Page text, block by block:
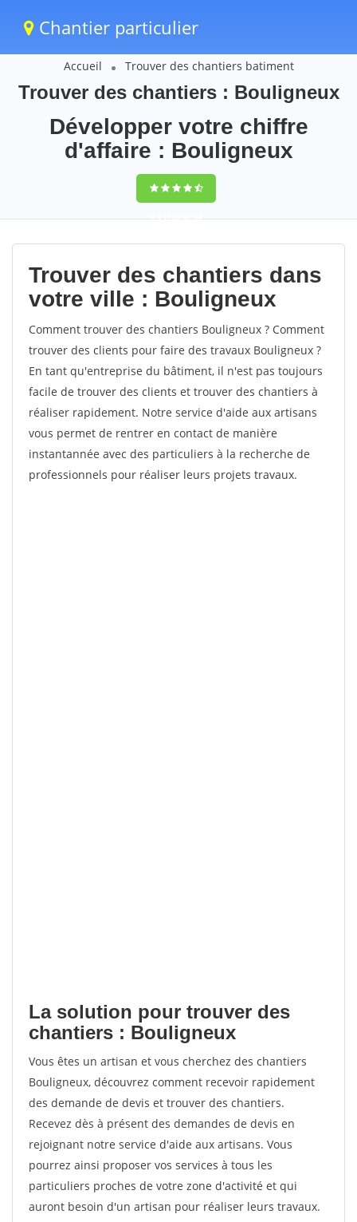
Chantier particulier
Accueil Trouver des chantiers batiment
Trouver des chantiers : Bouligneux
Développer votre chiffre
d'affaire : Bouligneux
9,5(100%)64
votes
Trouver des chantiers dans
votre ville : Bouligneux
Comment trouver des chantiers Bouligneux ? Comment
trouver des clients pour faire des travaux Bouligneux ?
En tant qu'entreprise du bâtiment, il n'est pas toujours
facile de trouver des clients et trouver des chantiers à
réaliser rapidement. Notre service d'aide aux artisans
vous permet de rentrer en contact de manière
instantannée avec des particuliers à la recherche de
professionnels pour réaliser leurs projets travaux.
La solution pour trouver des
chantiers : Bouligneux
Vous êtes un artisan et vous cherchez des chantiers
Bouligneux, découvrez comment recevoir rapidement
des demande de devis et trouver des chantiers.
Recevez dès à présent des demandes de devis en
rejoignant notre service d'aide aux artisans. Vous
pourrez ainsi proposer vos services à tous les
particuliers proches de votre zone d'activité et qui
auront besoin d'un artisan pour réaliser leurs travaux.